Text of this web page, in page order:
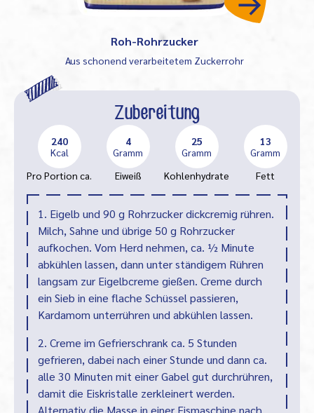
Roh-Rohrzucker
Aus schonend verarbeitetem Zuckerrohr
Zubereitung
240
Kcal
Pro Portion ca.
4
Gramm
Eiweiß
25
Gramm
Kohlenhydrate
13
Gramm
Fett
1. Eigelb und 90 g Rohrzucker dickcremig rühren.
Milch, Sahne und übrige 50 g Rohrzucker
aufkochen. Vom Herd nehmen, ca. ½ Minute
abkühlen lassen, dann unter ständigem Rühren
langsam zur Eigelbcreme gießen. Creme durch
ein Sieb in eine flache Schüssel passieren,
Kardamom unterrühren und abkühlen lassen.
2. Creme im Gefrierschrank ca. 5 Stunden
gefrieren, dabei nach einer Stunde und dann ca.
alle 30 Minuten mit einer Gabel gut durchrühren,
damit die Eiskristalle zerkleinert werden.
Alternativ die Masse in einer Eismaschine nach